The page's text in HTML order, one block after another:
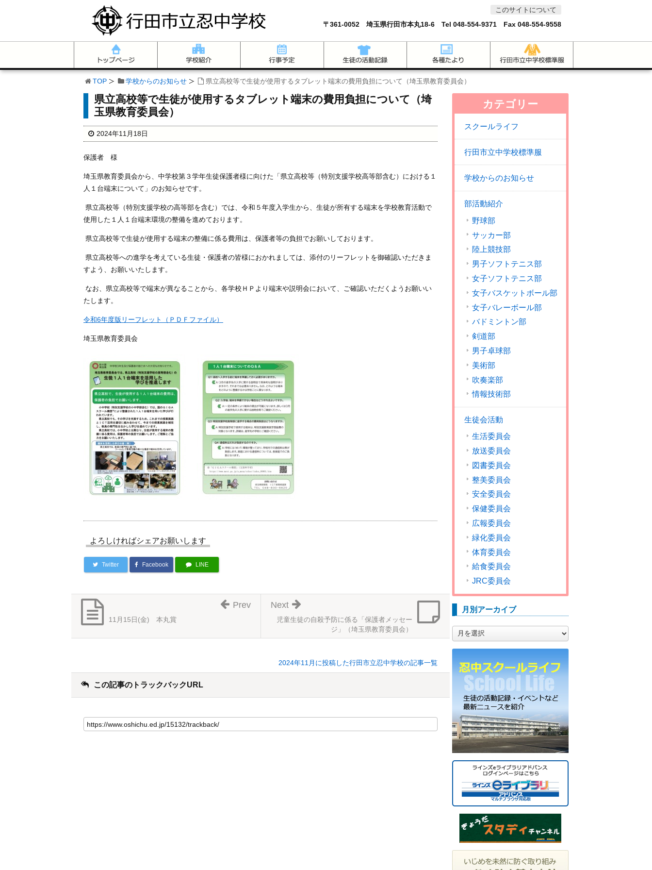
このサイトについて
〒361-0052 埼玉県行田市本丸18-6 Tel 048-554-9371 Fax 048-554-9558
TOP 学校からのお知らせ 県立高校等で生徒が使用するタブレット端末の費用負担について（埼玉県教育委員会）
県立高校等で生徒が使用するタブレット端末の費用負担について（埼
玉県教育委員会）
2024年11月18日
保護者 様
埼玉県教育委員会から、中学校第３学年生徒保護者様に向けた「県立高校等（特別支援学校高等部含む）における１
人１台端末について」のお知らせです。
県立高校等（特別支援学校の高等部を含む）では、令和５年度入学生から、生徒が所有する端末を学校教育活動で
使用した１人１台端末環境の整備を進めております。
県立高校等で生徒が使用する端末の整備に係る費用は、保護者等の負担でお願いしております。
県立高校等への進学を考えている生徒・保護者の皆様におかれましては、添付のリーフレットを御確認いただきま
すよう、お願いいたします。
なお、県立高校等で端末が異なることから、各学校ＨＰより端末や説明会において、ご確認いただくようお願いい
たします。
令和6年度版リーフレット（ＰＤＦファイル）
埼玉県教育委員会
よろしければシェアお願いします
Twitter Facebook LINE
児童生徒の自殺予防に係る「保護者メッセー
ジ」（埼玉県教育委員会）
Next
11月15日(金) 本丸賞
Prev
2024年11月に投稿した行田市立忍中学校の記事一覧
この記事のトラックバックURL
カテゴリー
スクールライフ
行田市立中学校標準服
学校からのお知らせ
部活動紹介
野球部
サッカー部
陸上競技部
男子ソフトテニス部
女子ソフトテニス部
女子バスケットボール部
女子バレーボール部
バドミントン部
剣道部
男子卓球部
美術部
吹奏楽部
情報技術部
生徒会活動
生活委員会
放送委員会
図書委員会
整美委員会
安全委員会
保健委員会
広報委員会
緑化委員会
体育委員会
給食委員会
JRC委員会
月別アーカイブ
別
ア
カ